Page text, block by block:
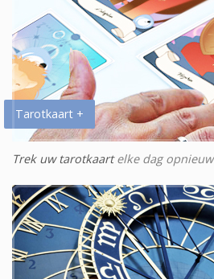
Tarotkaart +
Trek uw tarotkaartelke dag opnieuw